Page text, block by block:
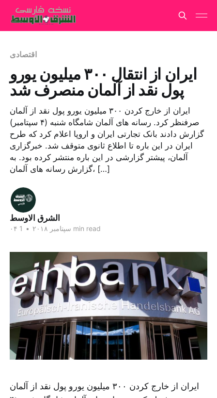
اقتصادی
ایران از انتقال ۳۰۰ میلیون یورو
پول نقد از آلمان منصرف شد
ایران از خارج کردن ۳۰۰ میلیون یورو پول نقد از آلمان
صرفنظر کرد. رسانه های آلمان شامگاه شنبه (۴ سپتامبر)
گزارش دادند بانک تجارتی ایران و اروپا اعلام کرد که طرح
ایران در این باره تا اطلاع ثانوی متوقف شد. خبرگزاری
آلمان، پیشتر گزارشی در این باره منتشر کرده بود. به
گزارش رسانه های آلمان، […]
الشرق الاوسط
۰۴ سپتامبر ۲۰۱۸ • 1 min read
ایران از خارج کردن ۳۰۰ میلیون یورو پول نقد از آلمان